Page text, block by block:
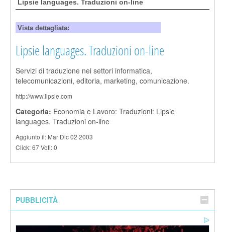
Lipsie languages. Traduzioni on-line
Vista dettagliata:
Lipsie languages. Traduzioni on-line
Servizi di traduzione nei settori informatica,
telecomunicazioni, editoria, marketing, comunicazione.
http://www.lipsie.com
Categoria: Economia e Lavoro: Traduzioni: Lipsie
languages. Traduzioni on-line
Aggiunto il: Mar Dic 02 2003
Click: 67 Voti: 0
PUBBLICITÀ